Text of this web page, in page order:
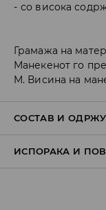
со висока
Грамажа на
Манекенот го
M. Висина на
СОСТАВ И
Материјал I: 60%
ИСПОРАКА И